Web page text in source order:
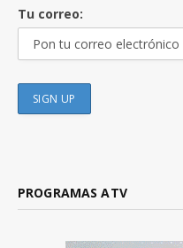
Tu correo:
PROGRAMAS ATV